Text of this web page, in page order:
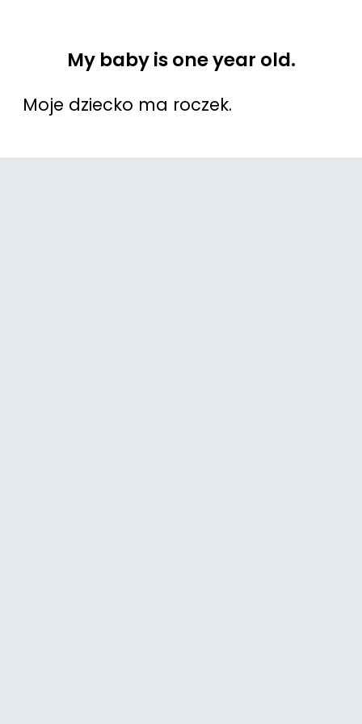
My baby is one year old.
Moje dziecko ma roczek.